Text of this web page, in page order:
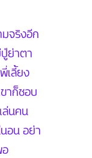
มจริงอีก
ย่าตา
เลี้ยง
าก็ชอบ
ล่นคน
อน อย่า